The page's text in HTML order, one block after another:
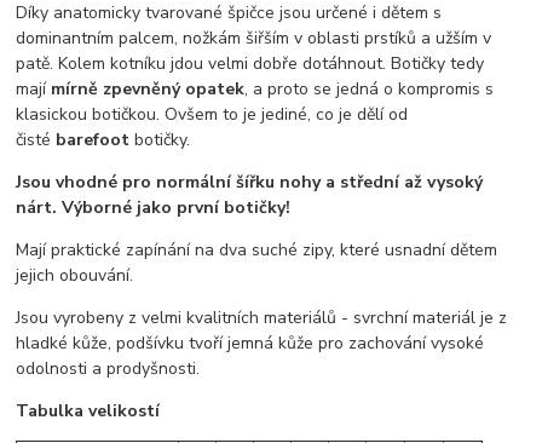
Díky anatomicky tvarované špičce jsou určené i dětem s
dominantním palcem, nožkám šiřším v oblasti prstíků a užším v
patě. Kolem kotníku jdou velmi dobře dotáhnout. Botičky tedy
mají mírně zpevněný opatek, a proto se jedná o kompromis s
klasickou botičkou. Ovšem to je jediné, co je dělí od
čisté barefootbotičky.
Jsou vhodné pro normální šířku nohy a střední až vysoký
nárt. Výborné jako první botičky!
Mají praktické zapínání na dva suché zipy, které usnadní dětem
jejich obouvání.
Jsou vyrobeny z velmi kvalitních materiálů - svrchní materiál je z
hladké kůže, podšívku tvoří jemná kůže pro zachování vysoké
odolnosti a prodyšnosti.
Tabulka velikostí